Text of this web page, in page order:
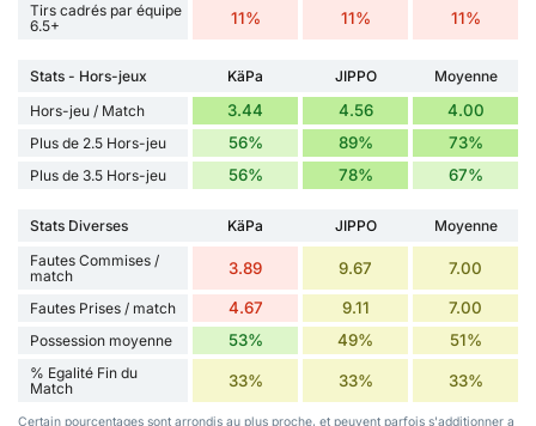
Tirs cadrés par équipe
6.5+
11% 11% 11%
Stats - Hors-jeux KäPa JIPPO
Moyenne
Hors-jeu / Match
3.44 4.56 4.00
Plus de 2.5 Hors-jeu 56% 89% 73%
Plus de 3.5 Hors-jeu 56% 78% 67%
Stats Diverses KäPa JIPPO
Moyenne
Fautes Commises /
match
3.89 9.67 7.00
Fautes Prises / match 4.67 9.11 7.00
Possession moyenne 53% 49% 51%
% Egalité Fin du
Match
33% 33% 33%
Certain pourcentages sont arrondis au plus proche, et peuvent parfois s'additionner a